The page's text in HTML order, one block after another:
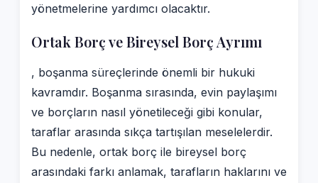
yönetmelerine yardımcı olacaktır.
Ortak Borç ve Bireysel Borç Ayrımı
, boşanma süreçlerinde önemli bir hukuki
kavramdır. Boşanma sırasında, evin paylaşımı
ve borçların nasıl yönetileceği gibi konular,
taraflar arasında sıkça tartışılan meselelerdir.
Bu nedenle, ortak borç ile bireysel borç
arasındaki farkı anlamak, tarafların haklarını ve